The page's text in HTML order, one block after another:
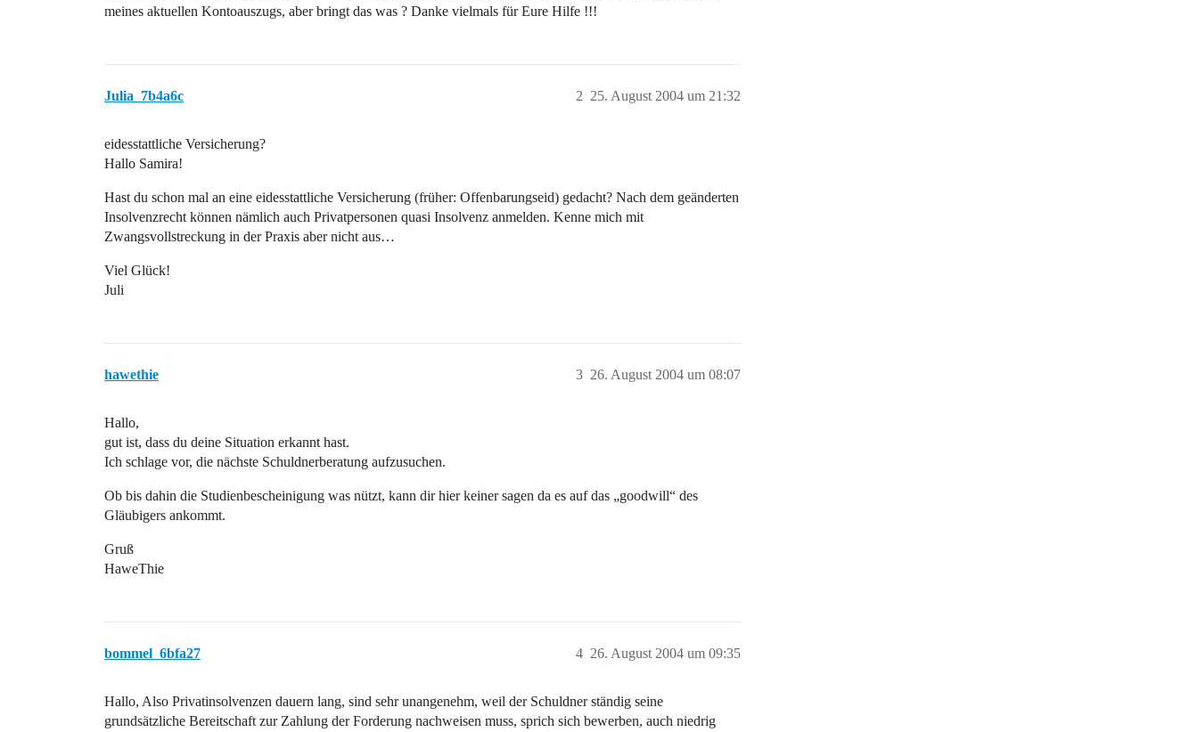
meines aktuellen Kontoauszugs, aber bringt das was ? Danke vielmals für Eure Hilfe !!!
Julia_7b4a6c 25. August 2004 um 21:32
2
eidesstattliche Versicherung?
Hallo Samira!
Hast du schon mal an eine eidesstattliche Versicherung (früher: Offenbarungseid) gedacht? Nach dem geänderten
Insolvenzrecht können nämlich auch Privatpersonen quasi Insolvenz anmelden. Kenne mich mit
Zwangsvollstreckung in der Praxis aber nicht aus…
Viel Glück!
Juli
hawethie 26. August 2004 um 08:07
3
Hallo,
gut ist, dass du deine Situation erkannt hast.
Ich schlage vor, die nächste Schuldnerberatung aufzusuchen.
Ob bis dahin die Studienbescheinigung was nützt, kann dir hier keiner sagen da es auf das „goodwill“ des
Gläubigers ankommt.
Gruß
HaweThie
bommel_6bfa27 26. August 2004 um 09:35
4
Hallo, Also Privatinsolvenzen dauern lang, sind sehr unangenehm, weil der Schuldner ständig seine
grundsätzliche Bereitschaft zur Zahlung der Forderung nachweisen muss, sprich sich bewerben, auch niedrig